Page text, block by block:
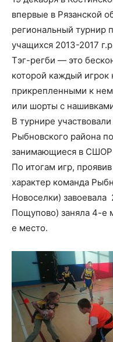
впервые в Рязанской
региональный турнир
учащихся 2013-2017
Тэг-регби — это
которой каждый игрок
прикрепленными к
или шорты с
В турнире
Рыбновского района
занимающиеся в СШОР
По итогам игр,
характер команда
Новоселки)
Пощупово) заняла 4-е
е место.